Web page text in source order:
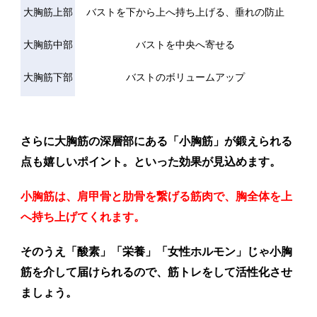
大胸筋上部 バストを下から上へ持ち上げる、垂れの防止
大胸筋中部 バストを中央へ寄せる
大胸筋下部 バストのボリュームアップ
さらに大胸筋の深層部にある「小胸筋」が鍛えられる
点も嬉しいポイント。といった効果が見込めます。
小胸筋は、肩甲骨と肋骨を繋げる筋肉で、胸全体を上
へ持ち上げてくれます。
そのうえ「酸素」「栄養」「女性ホルモン」じゃ小胸
筋を介して届けられるので、筋トレをして活性化させ
ましょう。